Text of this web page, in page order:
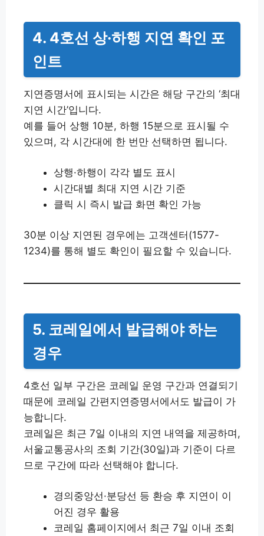
4. 4호선 상·하행 지연 확인 포
인트
지연증명서에 표시되는 시간은 해당 구간의 ‘최대
지연 시간’입니다.
예를 들어 상행 10분, 하행 15분으로 표시될 수
있으며, 각 시간대에 한 번만 선택하면 됩니다.
상행·하행이 각각 별도 표시
시간대별 최대 지연 시간 기준
클릭 시 즉시 발급 화면 확인 가능
30분 이상 지연된 경우에는 고객센터(1577-
1234)를 통해 별도 확인이 필요할 수 있습니다.
5. 코레일에서 발급해야 하는
경우
4호선 일부 구간은 코레일 운영 구간과 연결되기
때문에 코레일 간편지연증명서에서도 발급이 가
능합니다.
코레일은 최근 7일 이내의 지연 내역을 제공하며,
서울교통공사의 조회 기간(30일)과 기준이 다르
므로 구간에 따라 선택해야 합니다.
경의중앙선·분당선 등 환승 후 지연이 이
어진 경우 활용
코레일 홈페이지에서 최근 7일 이내 조회